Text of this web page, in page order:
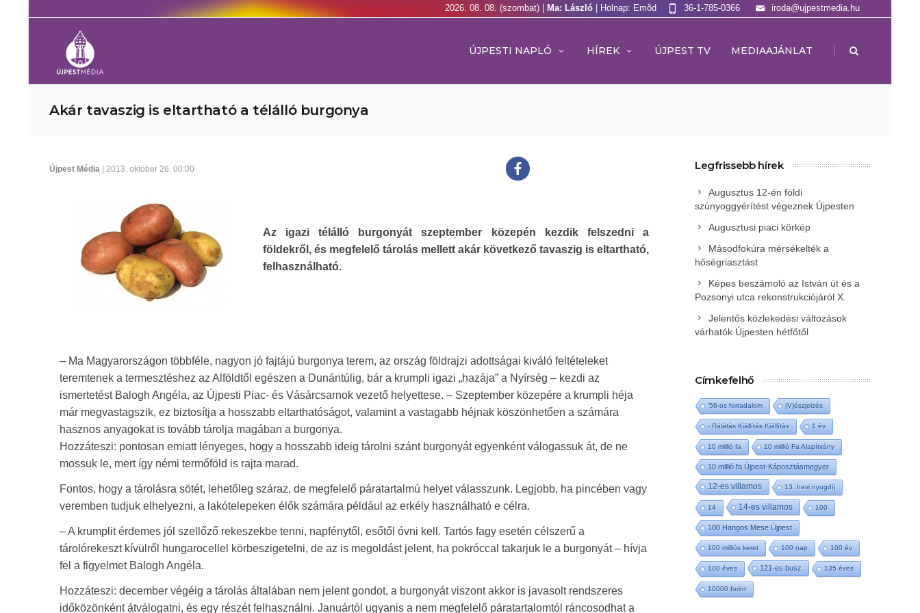
2026. 08. 08. (szombat) | Ma: László | Holnap: Emõd iroda@ujpestmedia.hu
36-1-785-0366
ÚJPESTI NAPLÓ HÍREK ÚJPEST TV MEDIAAJÁNLAT |
Akár tavaszig is eltartható a télálló burgonya
Újpest Média | 2013. október 26. 00:00
Az igazi télálló burgonyát szeptember közepén kezdik felszedni a
földekről, és megfelelő tárolás mellett akár következő tavaszig is eltartható,
felhasználható.
– Ma Magyarországon többféle, nagyon jó fajtájú burgonya terem, az ország földrajzi adottságai kiváló feltételeket
teremtenek a termesztéshez az Alföldtől egészen a Dunántúlig, bár a krumpli igazi „hazája” a Nyírség – kezdi az
ismertetést Balogh Angéla, az Újpesti Piac- és Vásárcsarnok vezető helyettese. – Szeptember közepére a krumpli héja
már megvastagszik, ez biztosítja a hosszabb eltarthatóságot, valamint a vastagabb héjnak köszönhetően a számára
hasznos anyagokat is tovább tárolja magában a burgonya.
Hozzáteszi: pontosan emiatt lényeges, hogy a hosszabb ideig tárolni szánt burgonyát egyenként válogassuk át, de ne
mossuk le, mert így némi termőföld is rajta marad.
Fontos, hogy a tárolásra sötét, lehetőleg száraz, de megfelelő páratartalmú helyet válasszunk. Legjobb, ha pincében vagy
veremben tudjuk elhelyezni, a lakótelepeken élők számára például az erkély használható e célra.
– A krumplit érdemes jól szellőző rekeszekbe tenni, napfénytől, esőtől óvni kell. Tartós fagy esetén célszerű a
tárolórekeszt kívülről hungarocellel körbeszigetelni, de az is megoldást jelent, ha pokróccal takarjuk le a burgonyát – hívja
fel a figyelmet Balogh Angéla.
Hozzáteszi: december végéig a tárolás általában nem jelent gondot, a burgonyát viszont akkor is javasolt rendszeres
időközönként átválogatni, és egy részét felhasználni. Januártól ugyanis a nem megfelelő páratartalomtól ráncosodhat a
Legfrissebb hírek
Augusztus 12-én földi
szúnyoggyérítést végeznek Újpesten
Augusztusi piaci körkép
Másodfokúra mérsékelték a
hőségriasztást
Képes beszámoló az István út és a
Pozsonyi utca rekonstrukciójáról X.
Jelentős közlekedési változások
várhatók Újpesten hétfőtől
Címkefelhő
'56-os forradalom (V)észjelzés
- Rálátás Kiállítás Kiállítás 1 év
10 millió fa 10 millió Fa Alapítvány
10 millió fa Újpest-Káposztásmegyer
12-es villamos 13. havi nyugdíj
14 14-es villamos 100
100 Hangos Mese Újpest
100 milliós keret 100 nap 100 év
100 éves 121-es busz 135 éves
10000 forint